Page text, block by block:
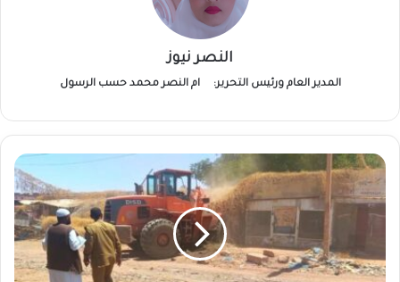
النصر نيوز
المدير العام ورئيس التحرير: ام النصر محمد حسب الرسول
إزالة
أكثر
من
عشوائيا
ومدمرا